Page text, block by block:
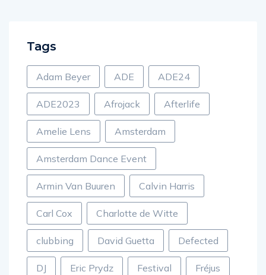
Tags
Adam Beyer ADE ADE24
ADE2023 Afrojack Afterlife
Amelie Lens Amsterdam
Amsterdam Dance Event
Armin Van Buuren Calvin Harris
Carl Cox Charlotte de Witte
clubbing David Guetta Defected
DJ Eric Prydz Festival Fréjus